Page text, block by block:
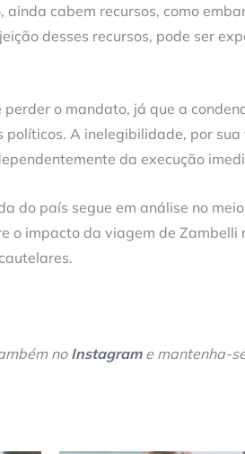
ainda cabem recursos, como
desses recursos, pode ser
o mandato, já que a
políticos. A inelegibilidade, por
da execução
do país segue em análise no
o impacto da viagem de Zambelli
no Instagrame mantenha-